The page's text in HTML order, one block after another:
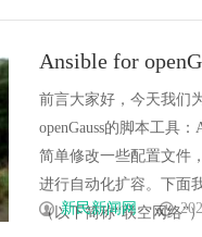
Ansible for
前言大家好，今天我们
openGauss的脚本工具
简单修改一些配置文件
进行自动化扩容。下面
（以下简称“联空网络”
新民新闻网